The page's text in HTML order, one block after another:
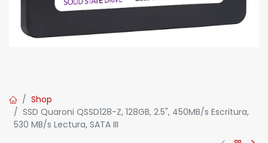
Shop
SSD Quaroni QSSD128-Z, 128GB, 2.5", 450MB/s Escritura,
530 MB/s Lectura, SATA III